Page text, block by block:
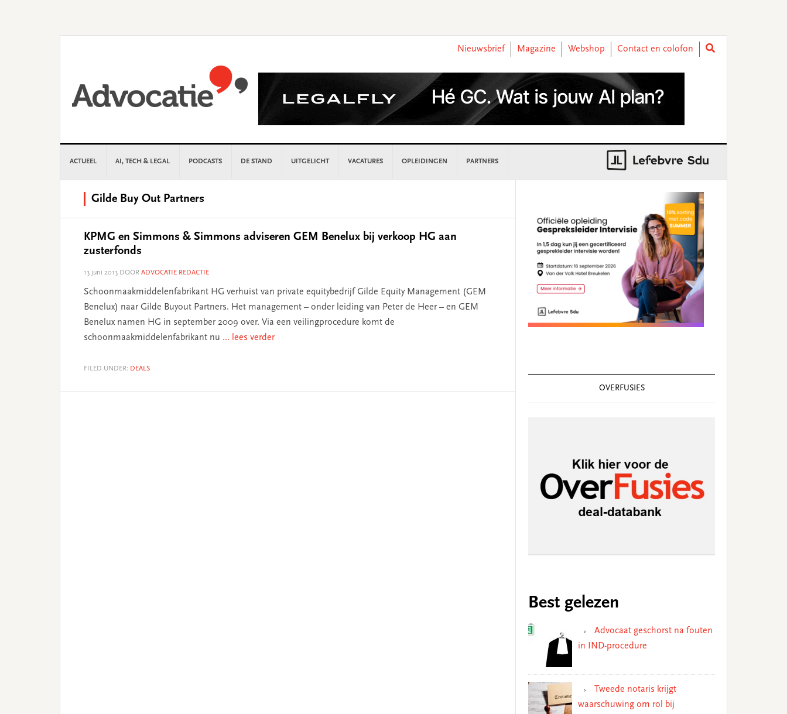
Nieuwsbrief
Magazine Webshop Contact en colofon
ACTUEEL AI, TECH & LEGAL PODCASTS DE STAND UITGELICHT VACATURES OPLEIDINGEN PARTNERS
Gilde Buy Out Partners
KPMG en Simmons & Simmons adviseren GEM Benelux bij verkoop HG aan
zusterfonds
13 juni 2013 DOOR ADVOCATIE REDACTIE
Schoonmaakmiddelenfabrikant HG verhuist van private equitybedrijf Gilde Equity Management (GEM
Benelux) naar Gilde Buyout Partners. Het management – onder leiding van Peter de Heer – en GEM
Benelux namen HG in september 2009 over. Via een veilingprocedure komt de
schoonmaakmiddelenfabrikant nu ... lees verder
FILED UNDER: DEALS
OVERFUSIES
Best gelezen
Advocaat geschorst na fouten
in IND-procedure
Tweede notaris krijgt
waarschuwing om rol bij